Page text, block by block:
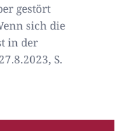
gestört
sich die
in der
S.